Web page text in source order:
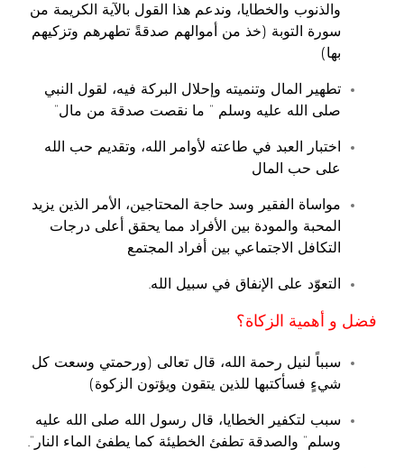
والذنوب والخطايا، وندعم هذا القول بالآية الكريمة من
سورة التوبة (خذ من أموالهم صدقةً تطهرهم وتزكيهم
بها)
تطهير المال وتنميته وإحلال البركة فيه، لقول النبي
صلى الله عليه وسلم ” ما نقصت صدقة من مال”
اختبار العبد في طاعته لأوامر الله، وتقديم حب الله
على حب المال
مواساة الفقير وسد حاجة المحتاجين، الأمر الذين يزيد
المحبة والمودة بين الأفراد مما يحقق أعلى درجات
التكافل الاجتماعي بين أفراد المجتمع
التعوّد على الإنفاق في سبيل الله.
فضل و أهمية الزكاة؟
سبباً لنيل رحمة الله، قال تعالى (ورحمتي وسعت كل
شيءٍ فسأكتبها للذين يتقون ويؤتون الزكوة)
سبب لتكفير الخطايا، قال رسول الله صلى الله عليه
وسلم” والصدقة تطفئ الخطيئة كما يطفئ الماء النار”.